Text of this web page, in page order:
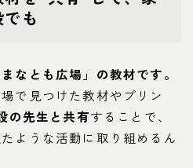
も
まなとも広場」の教材です。
で見つけた教材やプリン
の先生と共有することで、
ような活動に取り組めるん